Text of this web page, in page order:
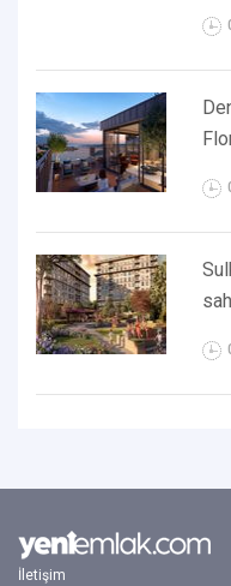
İletişim